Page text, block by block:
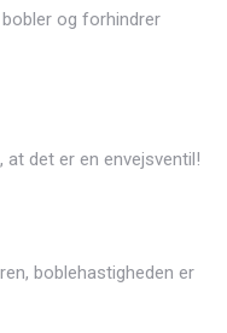
og forhindrer
at det er en envejsventil!
boblehastigheden er